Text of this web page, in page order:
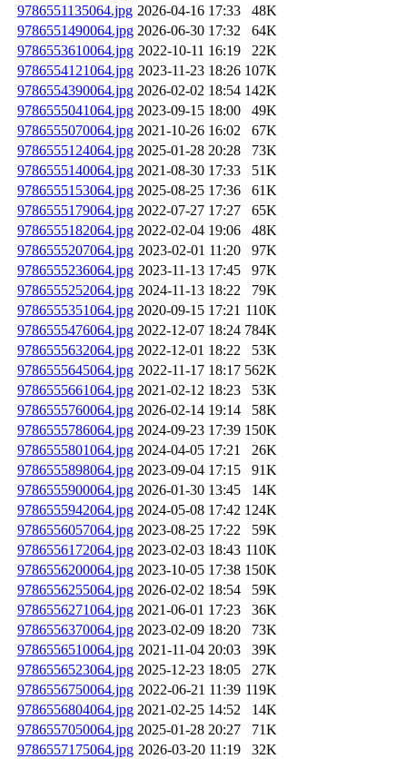
9786551135064.jpg 2026-04-16 17:33
48K
9786551490064.jpg 2026-06-30 17:32
64K
9786553610064.jpg 2022-10-11 16:19
22K
9786554121064.jpg 2023-11-23 18:26 107K
9786554390064.jpg 2026-02-02 18:54 142K
9786555041064.jpg 2023-09-15 18:00
49K
9786555070064.jpg 2021-10-26 16:02
67K
9786555124064.jpg 2025-01-28 20:28
73K
9786555140064.jpg 2021-08-30 17:33
51K
9786555153064.jpg 2025-08-25 17:36
61K
9786555179064.jpg 2022-07-27 17:27
65K
9786555182064.jpg 2022-02-04 19:06
48K
9786555207064.jpg 2023-02-01 11:20
97K
9786555236064.jpg 2023-11-13 17:45
97K
9786555252064.jpg 2024-11-13 18:22
79K
9786555351064.jpg 2020-09-15 17:21 110K
9786555476064.jpg 2022-12-07 18:24 784K
9786555632064.jpg 2022-12-01 18:22
53K
9786555645064.jpg 2022-11-17 18:17 562K
9786555661064.jpg 2021-02-12 18:23
53K
9786555760064.jpg 2026-02-14 19:14
58K
9786555786064.jpg 2024-09-23 17:39 150K
9786555801064.jpg 2024-04-05 17:21
26K
9786555898064.jpg 2023-09-04 17:15
91K
9786555900064.jpg 2026-01-30 13:45
14K
9786555942064.jpg 2024-05-08 17:42 124K
9786556057064.jpg 2023-08-25 17:22
59K
9786556172064.jpg 2023-02-03 18:43 110K
9786556200064.jpg 2023-10-05 17:38 150K
9786556255064.jpg 2026-02-02 18:54
59K
9786556271064.jpg 2021-06-01 17:23
36K
9786556370064.jpg 2023-02-09 18:20
73K
9786556510064.jpg 2021-11-04 20:03
39K
9786556523064.jpg 2025-12-23 18:05
27K
9786556750064.jpg 2022-06-21 11:39 119K
9786556804064.jpg 2021-02-25 14:52
14K
9786557050064.jpg 2025-01-28 20:27
71K
9786557175064.jpg 2026-03-20 11:19
32K